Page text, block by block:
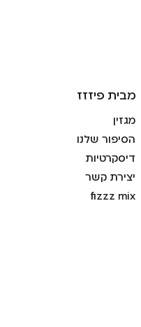
מבית פיזזז
מגזין
הסיפור שלנו
דיסקרטיות
יצירת קשר
fizzz mix